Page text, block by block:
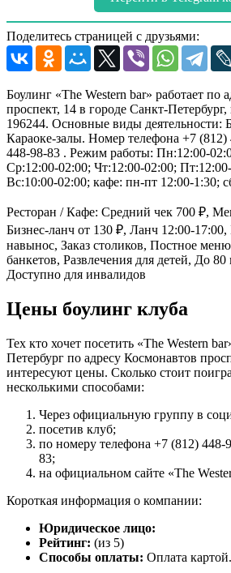
Поделитесь страницей с друзьями:
Боулинг «The Western bar» работает по
проспект, 14 в городе Санкт-
196244. Основные виды деятельности:
Караоке-залы. Номер телефона +7 (812)
448-98-83 . Режим работы: Пн:12:00-
Ср:12:00-02:00; Чт:12:00-02:00;
Вс:10:00-02:00; кафе: пн-пт 12:00-1:30;
Ресторан / Кафе: Средний чек 700 ₽,
Бизнес-ланч от 130 ₽, Ланч 12:00-17:00,
навынос, Заказ столиков, Постное
банкетов, Развлечения для детей, До 80
Доступно для инвалидов
Цены боулинг клуба
Тех кто хочет посетить «The Western
Петербург по адресу Космонавтов
интересуют цены. Сколько стоит
несколькими способами:
Через официальную группу в
посетив клуб;
по номеру телефона +7 (812) 448-
83;
на официальном сайте «The
Короткая информация о компании:
Юридическое лицо:
Рейтинг: (из 5)
Способы оплаты: Оплата